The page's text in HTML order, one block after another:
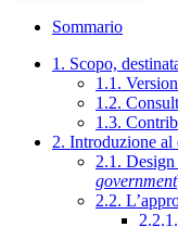
Sommario
1. Scopo,
1.1.
1.2.
1.3.
2. Introduzione
2.1.
government
2.2.